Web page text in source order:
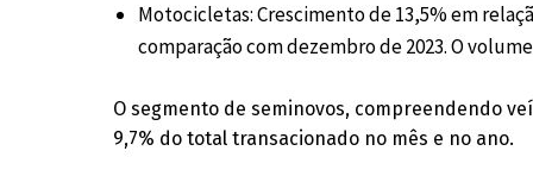
Motocicletas: Crescimento de 13,5% em
comparação com dezembro de 2023. O
O segmento de seminovos, compreendendo
9,7% do total transacionado no mês e no ano.